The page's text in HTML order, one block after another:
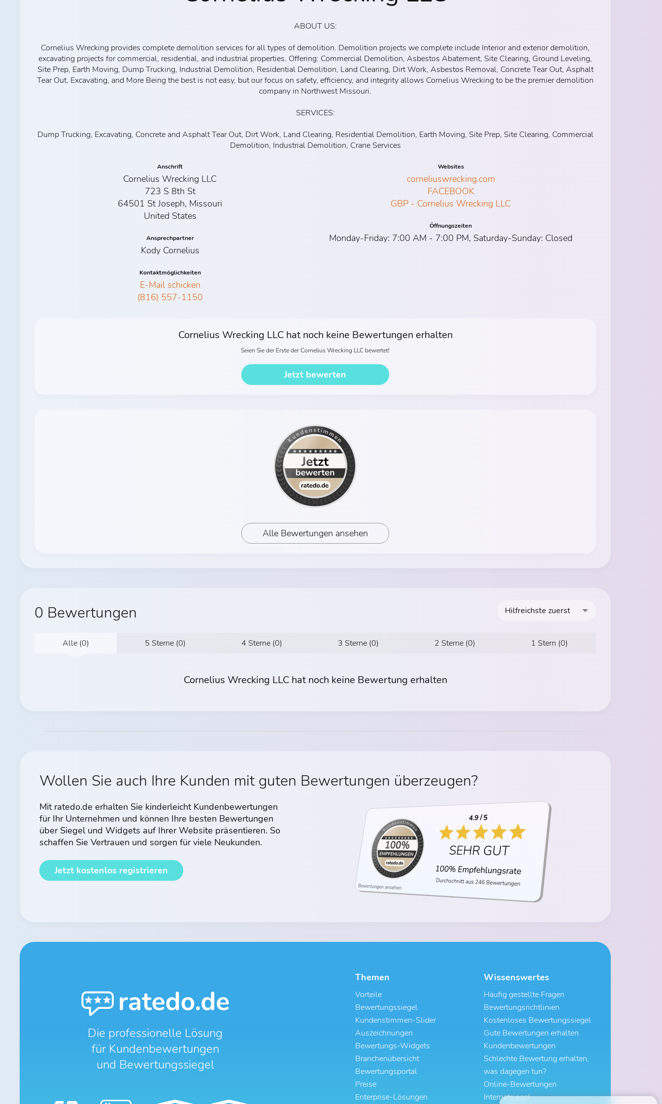
ABOUT US:
Cornelius Wrecking provides complete demolition services for all types of demolition. Demolition projects we complete include Interior and exterior demolition,
excavating projects for commercial, residential, and industrial properties. Offering: Commercial Demolition, Asbestos Abatement, Site Clearing, Ground Leveling,
Site Prep, Earth Moving, Dump Trucking, Industrial Demolition, Residential Demolition, Land Clearing, Dirt Work, Asbestos Removal, Concrete Tear Out, Asphalt
Tear Out, Excavating, and More Being the best is not easy, but our focus on safety, efficiency, and integrity allows Cornelius Wrecking to be the premier demolition
company in Northwest Missouri.
SERVICES:
Dump Trucking, Excavating, Concrete and Asphalt Tear Out, Dirt Work, Land Clearing, Residential Demolition, Earth Moving, Site Prep, Site Clearing, Commercial
Demolition, Industrial Demolition, Crane Services
Anschrift
Cornelius Wrecking LLC
723 S 8th St
64501 St Joseph, Missouri
United States
Ansprechpartner
Kody Cornelius
Kontaktmöglichkeiten
E-Mail schicken
(816) 557-1150
Websites
corneliuswrecking.com
FACEBOOK
GBP - Cornelius Wrecking LLC
Öffnungszeiten
Monday-Friday: 7:00 AM - 7:00 PM, Saturday-Sunday: Closed
Cornelius Wrecking LLC hat noch keine Bewertungen erhalten
Seien Sie der Erste der Cornelius Wrecking LLC bewertet!
Jetzt bewerten
Alle Bewertungen ansehen
0 Bewertungen Hilfreichste zuerst
Alle (0) 5 Sterne (0) 4 Sterne (0) 3 Sterne (0) 2 Sterne (0) 1 Stern (0)
Cornelius Wrecking LLC hat noch keine Bewertung erhalten
Wollen Sie auch Ihre Kunden mit guten Bewertungen überzeugen?
Mit ratedo.de erhalten Sie kinderleicht Kundenbewertungen
für Ihr Unternehmen und können Ihre besten Bewertungen
über Siegel und Widgets auf Ihrer Website präsentieren. So
schaffen Sie Vertrauen und sorgen für viele Neukunden.
Jetzt kostenlos registrieren
Die professionelle Lösung
für Kundenbewertungen
und Bewertungssiegel
Themen
Vorteile
Bewertungssiegel
Kundenstimmen-Slider
Auszeichnungen
Bewertungs-Widgets
Branchenübersicht
Bewertungsportal
Preise
Enterprise-Lösungen
Wissenswertes
Häufig gestellte Fragen
Bewertungsrichtlinien
Kostenloses Bewertungssiegel
Gute Bewertungen erhalten
Kundenbewertungen
Schlechte Bewertung erhalten,
was dagegen tun?
Online-Bewertungen
Internetsiegel